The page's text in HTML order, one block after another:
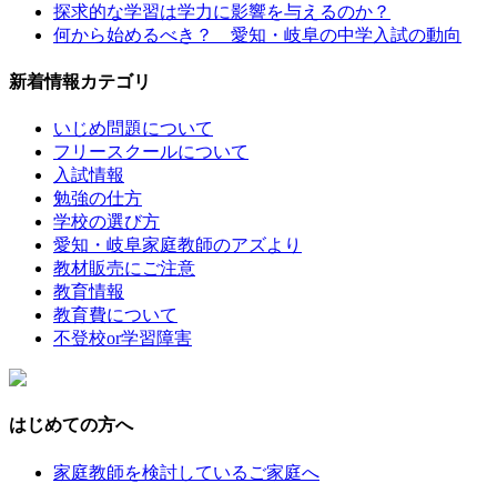
探求的な学習は学力に影響を与えるのか？
何から始めるべき？ 愛知・岐阜の中学入試の動向
新着情報カテゴリ
いじめ問題について
フリースクールについて
入試情報
勉強の仕方
学校の選び方
愛知・岐阜家庭教師のアズより
教材販売にご注意
教育情報
教育費について
不登校or学習障害
はじめての方へ
家庭教師を検討しているご家庭へ